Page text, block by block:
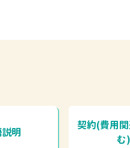
明
契約(費用
む